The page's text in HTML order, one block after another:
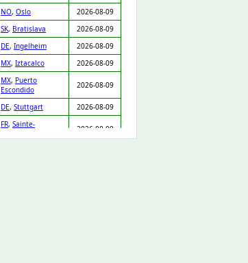
NO, Oslo
2026-08-09
SK, Bratislava
2026-08-09
DE, Ingelheim
2026-08-09
MX, Iztacalco
2026-08-09
MX, Puerto
Escondido
2026-08-09
DE, Stuttgart
2026-08-09
FR, Sainte-
2026-08-09